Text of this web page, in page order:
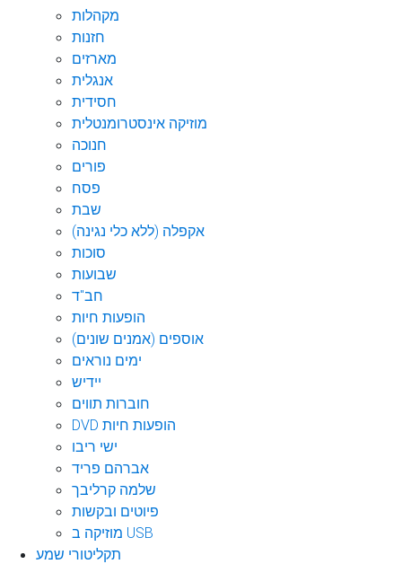
מקהלות
חזנות
מארזים
אנגלית
חסידית
מוזיקה אינסטרומנטלית
חנוכה
פורים
פסח
שבת
אקפלה (ללא כלי נגינה)
סוכות
שבועות
חב"ד
הופעות חיות
אוספים (אמנים שונים)
ימים נוראים
יידיש
חוברות תווים
DVD הופעות חיות
ישי ריבו
אברהם פריד
שלמה קרליבך
פיוטים ובקשות
מוזיקה ב USB
תקליטורי שמע